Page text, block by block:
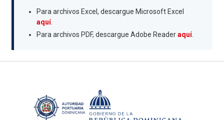
Para archivos Excel, descargue Microsoft Excel
aquí.
Para archivos PDF, descargue Adobe Readeraquí.